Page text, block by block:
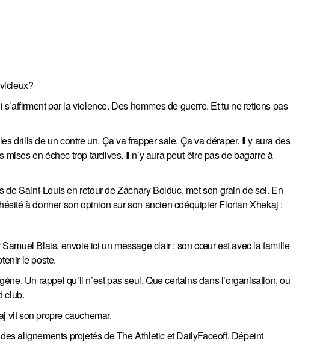
par la violence. Des hommes de guerre. Et tu ne retiens pas
drills de un contre un. Ça va frapper sale. Ça va déraper. Il y aura des
en échec trop tardives. Il n’y aura peut-être pas de bagarre à
Saint-Louis en retour de Zachary Bolduc, met son grain de sel. En
à donner son opinion sur son ancien coéquipier Florian Xhekaj :
Blais, envoie ici un message clair : son cœur est avec la famille
le poste.
Un rappel qu’il n’est pas seul. Que certains dans l’organisation, ou
club.
vit son propre cauchemar.
alignements projetés de The Athletic et DailyFaceoff. Dépeint